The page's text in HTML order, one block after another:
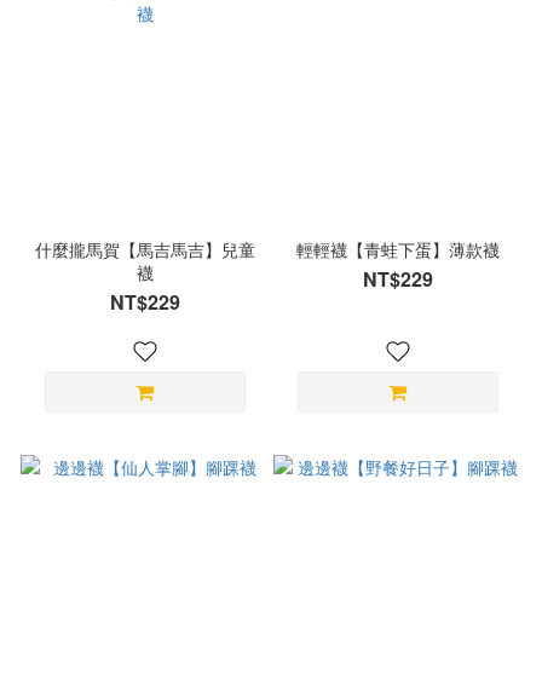
什麼攏馬賀【馬吉馬吉】兒童
襪
NT$229
輕輕襪【青蛙下蛋】薄款襪
NT$229